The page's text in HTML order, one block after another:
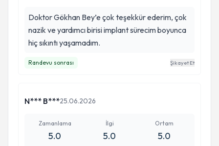
Doktor Gökhan Bey’e çok teşekkür ederim, çok
nazik ve yardımcı birisi implant sürecim boyunca
hiç sıkıntı yaşamadım.
Randevu sonrası Şikayet Et
N*** B***25.06.2026
Zamanlama
5.0
İlgi
5.0
Ortam
5.0